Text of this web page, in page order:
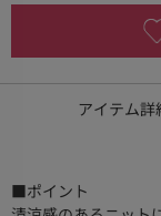
アイテム詳
■ポイント